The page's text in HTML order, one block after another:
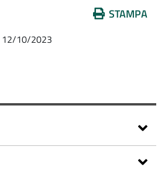
STAMPA
12/10/2023